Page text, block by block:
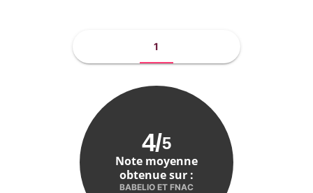
1
4/5
Note moyenne
obtenue sur :
BABELIO ET FNAC